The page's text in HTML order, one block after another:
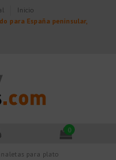
Inicio
para España peninsular,
0
para plato